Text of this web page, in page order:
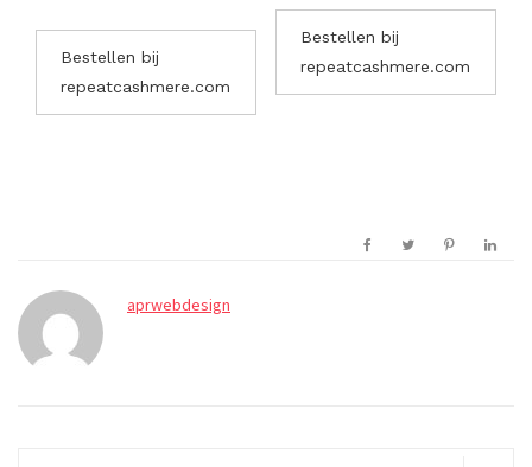
Bestellen bij
repeatcashmere.com
Bestellen bij
repeatcashmere.com
aprwebdesign